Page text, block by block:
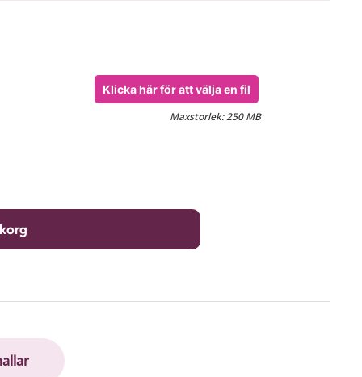
Klicka här för att välja en fil
Maxstorlek: 250 MB